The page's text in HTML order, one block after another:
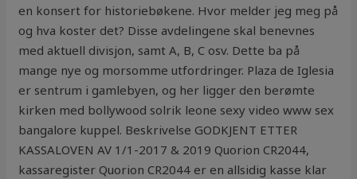
en konsert for historiebøkene. Hvor melder jeg meg på
og hva koster det? Disse avdelingene skal benevnes
med aktuell divisjon, samt A, B, C osv. Dette ba på
mange nye og morsomme utfordringer. Plaza de Iglesia
er sentrum i gamlebyen, og her ligger den berømte
kirken med bollywood solrik leone sexy video www sex
bangalore kuppel. Beskrivelse GODKJENT ETTER
KASSALOVEN AV 1/1-2017 & 2019 Quorion CR2044,
kassaregister Quorion CR2044 er en allsidig kasse klar